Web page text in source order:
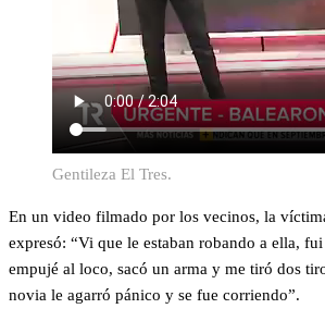
Gentileza El Tres.
En un video filmado por los vecinos, la
expresó: “Vi que le estaban robando a ella,
empujé al loco, sacó un arma y me tiró dos
novia le agarró pánico y se fue corriendo”.